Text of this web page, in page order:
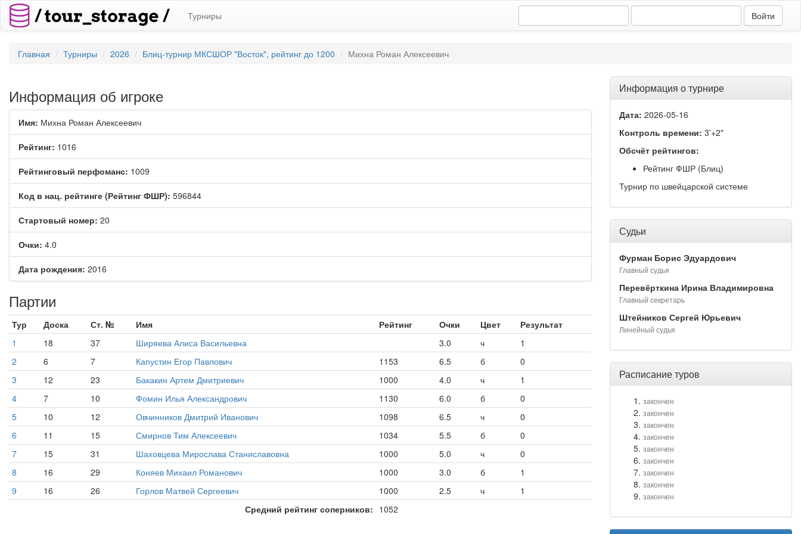
Турниры
Главная Турниры 2026 Блиц-турнир МКСШОР "Восток", рейтинг до 1200 Михна Роман Алексеевич
Информация об игроке
Имя: Михна Роман Алексеевич
Рейтинг: 1016
Рейтинговый перфоманс: 1009
Код в нац. рейтинге (Рейтинг ФШР): 596844
Стартовый номер: 20
Очки: 4.0
Дата рождения: 2016
Партии
Тур Доска Ст. № Имя Рейтинг Очки Цвет
Результат
1
18 37 Ширяева Алиса Васильевна 3.0 ч
1
2
6 7 Капустин Егор Павлович 1153 6.5 б
0
3
12 23 Бакакин Артем Дмитриевич 1000 4.0 ч
1
4
7 10 Фомин Илья Александрович 1130 6.0 б
0
5
10 12 Овчинников Дмитрий Иванович 1098 6.5 ч
0
6
11 15 Смирнов Тим Алексеевич 1034 5.5 б
0
7
15 31 Шаховцева Мирослава Станиславовна 1000 5.0 ч
0
8
16 29 Коняев Михаил Романович 1000 3.0 б
1
9
16 26 Горлов Матвей Сергеевич 1000 2.5 ч
1
Средний рейтинг соперников: 1052
Информация о турнире
Дата: 2026-05-16
Контроль времени: 3'+2"
Обсчёт рейтингов:
Рейтинг ФШР (Блиц)
Турнир по швейцарской системе
Судьи
Фурман Борис Эдуардович
Главный судья
Перевёрткина Ирина Владимировна
Главный секретарь
Штейников Сергей Юрьевич
Линейный судья
Расписание туров
закончен
закончен
закончен
закончен
закончен
закончен
закончен
закончен
закончен